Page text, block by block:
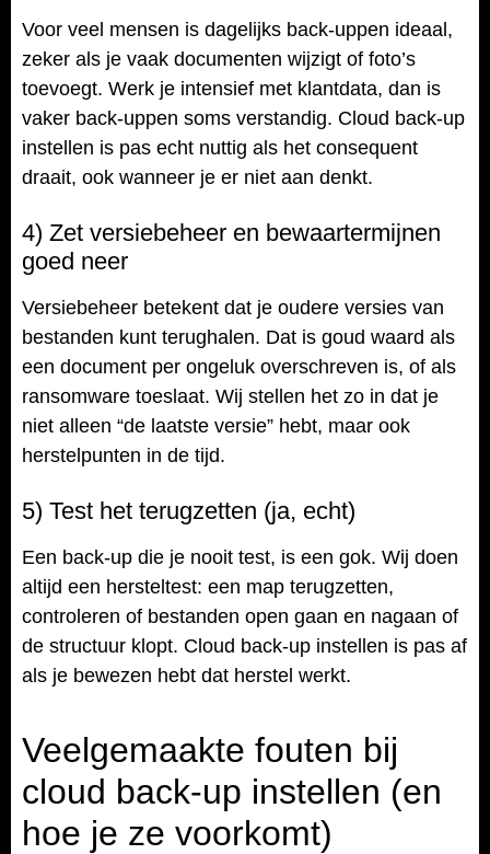
Voor veel mensen is dagelijks back-uppen ideaal,
zeker als je vaak documenten wijzigt of foto’s
toevoegt. Werk je intensief met klantdata, dan is
vaker back-uppen soms verstandig. Cloud back-up
instellen is pas echt nuttig als het consequent
draait, ook wanneer je er niet aan denkt.
4) Zet versiebeheer en bewaartermijnen
goed neer
Versiebeheer betekent dat je oudere versies van
bestanden kunt terughalen. Dat is goud waard als
een document per ongeluk overschreven is, of als
ransomware toeslaat. Wij stellen het zo in dat je
niet alleen “de laatste versie” hebt, maar ook
herstelpunten in de tijd.
5) Test het terugzetten (ja, echt)
Een back-up die je nooit test, is een gok. Wij doen
altijd een hersteltest: een map terugzetten,
controleren of bestanden open gaan en nagaan of
de structuur klopt. Cloud back-up instellen is pas af
als je bewezen hebt dat herstel werkt.
Veelgemaakte fouten bij
cloud back-up instellen (en
hoe je ze voorkomt)